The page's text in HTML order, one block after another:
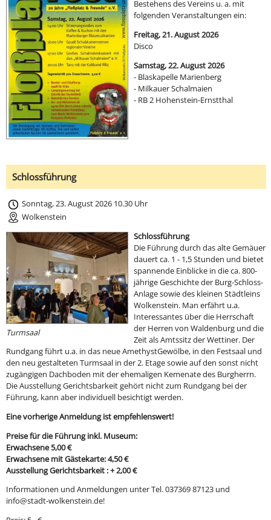
Bestehens des Vereins u. a. mit
folgenden Veranstaltungen ein:
Freitag, 21. August 2026
Disco
Samstag, 22. August 2026
- Blaskapelle Marienberg
- Milkauer Schalmaien
- RB 2 Hohenstein-Ernstthal
Schlossführung
Sonntag, 23. August 2026 10.30 Uhr
Wolkenstein
Turmsaal
Schlossführung
Die Führung durch das alte Gemäuer
dauert ca. 1 - 1,5 Stunden und bietet
spannende Einblicke in die ca. 800-
jährige Geschichte der Burg-Schloss-
Anlage sowie des kleinen Städtleins
Wolkenstein. Man erfährt u.a.
Interessantes über die Herrschaft
der Herren von Waldenburg und die
Zeit als Amtssitz der Wettiner. Der
Rundgang führt u.a. in das neue AmethystGewölbe, in den Festsaal und
den neu gestalteten Turmsaal in der 2. Etage sowie auf den sonst nicht
zugängigen Dachboden mit der ehemaligen Kemenate des Burgherrn.
Die Ausstellung Gerichtsbarkeit gehört nicht zum Rundgang bei der
Führung, kann aber individuell besichtigt werden.
Eine vorherige Anmeldung ist empfehlenswert!
Preise für die Führung inkl. Museum:
Erwachsene 5,00 €
Erwachsene mit Gästekarte: 4,50 €
Ausstellung Gerichtsbarkeit : + 2,00 €
Informationen und Anmeldungen unter Tel. 037369 87123 und
info@stadt-wolkenstein.de!